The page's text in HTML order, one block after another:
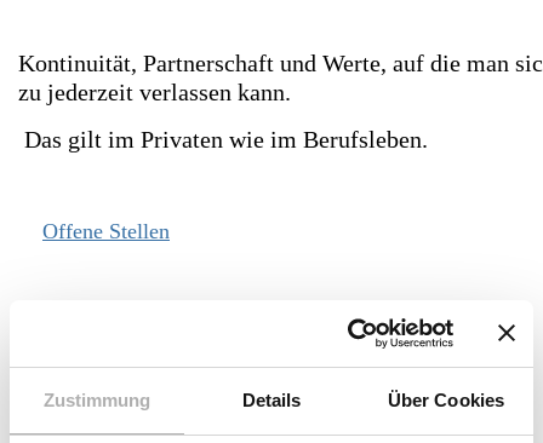
Zustimmung Details Über Cookies
Kontinuität, Partnerschaft und Werte, auf die man
zu jederzeit verlassen kann.
Das gilt im Privaten wie im Berufsleben.
Offene Stellen
JETZT BEWERBEN